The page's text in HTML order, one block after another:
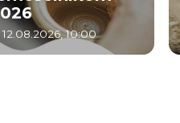
12.08.2026, 10:00